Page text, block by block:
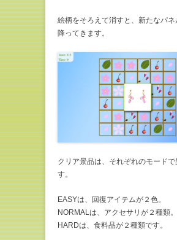
絵柄をそろえて消すと、新たなパネ
降ってきます。
クリア景品は、それぞれのモードで
す。
EASYは、回復アイテムが２色。
NORMALは、アクセサリが２種類。
HARDは、食料品が２種類です。